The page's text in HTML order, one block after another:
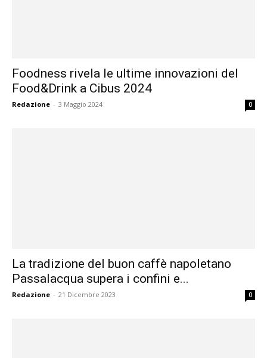
Foodness rivela le ultime innovazioni del
Food&Drink a Cibus 2024
Redazione - 3 Maggio 2024 0
La tradizione del buon caffè napoletano
Passalacqua supera i confini e...
Redazione - 21 Dicembre 2023 0